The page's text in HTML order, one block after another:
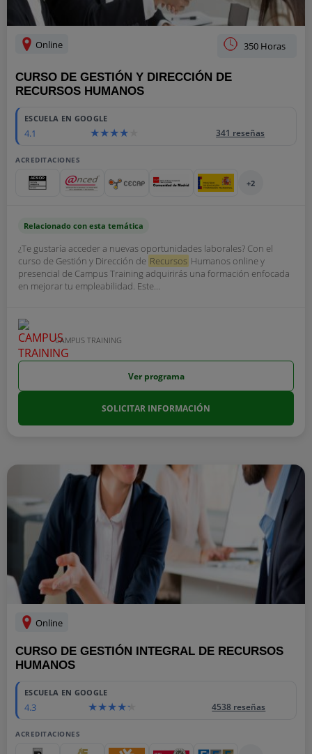
Online 350 Horas
CURSO DE GESTIÓN Y DIRECCIÓN DE
RECURSOS HUMANOS
ESCUELA EN GOOGLE
4.1 341 reseñas
ACREDITACIONES
+2
Relacionado con esta temática
¿Te gustaría acceder a nuevas oportunidades laborales? Con el
curso de Gestión y Dirección de Recursos Humanos online y
presencial de Campus Training adquirirás una formación enfocada
en mejorar tu empleabilidad. Este...
CAMPUS TRAINING
Ver programa
SOLICITAR INFORMACIÓN
Online
CURSO DE GESTIÓN INTEGRAL DE RECURSOS
HUMANOS
ESCUELA EN GOOGLE
4.3 4538 reseñas
ACREDITACIONES